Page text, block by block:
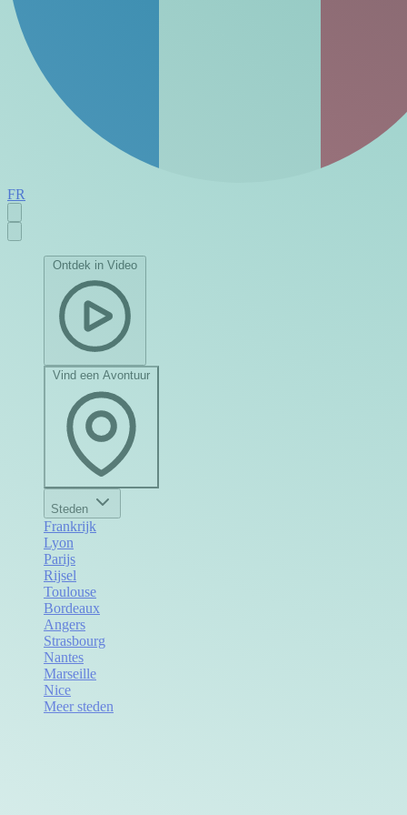
FR
Ontdek in Video
Vind een Avontuur
Steden
Frankrijk
Lyon
Parijs
Rijsel
Toulouse
Bordeaux
Angers
Strasbourg
Nantes
Marseille
Nice
Meer steden